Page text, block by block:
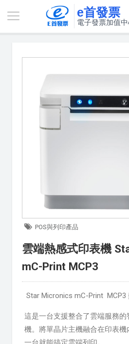
e首發票
電子發票加值
POS與列印產品
雲端熱感式印表機
mC-Print MCP3
Star Micronics mC-Print MCP3
這是一台支援整合了雲端服務的
機。將單晶片主機融合在印表機